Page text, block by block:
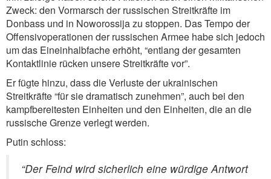
Zweck: den Vormarsch der russischen Streitkräfte im
Donbass und in Noworossija zu stoppen. Das Tempo der
Offensivoperationen der russischen Armee habe sich jedoch
um das Eineinhalbfache erhöht, “entlang der gesamten
Kontaktlinie rücken unsere Streitkräfte vor”.
Er fügte hinzu, dass die Verluste der ukrainischen
Streitkräfte “für sie dramatisch zunehmen”, auch bei den
kampfbereitesten Einheiten und den Einheiten, die an die
russische Grenze verlegt werden.
Putin schloss:
“Der Feind wird sicherlich eine würdige Antwort